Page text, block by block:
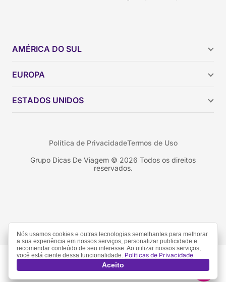
AMÉRICA DO SUL
Brasil
Colômbia
EUROPA
ESTADOS UNIDOS
Nova York
Grupo Dicas De Viagem © 2026 Todos os direitos
reservados.
Política de PrivacidadeTermos de Uso
Nós usamos cookies e outras tecnologias semelhantes para melhorar
a sua experiência em nossos serviços, personalizar publicidade e
recomendar conteúdo de seu interesse. Ao utilizar nossos serviços,
você está ciente dessa funcionalidade. Políticas de Privacidade
Aceito